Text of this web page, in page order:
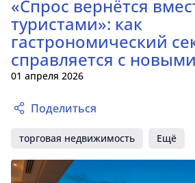
«Спрос вернётся
туристами»: как
гастрономический
справляется с
01 апреля 2026
Поделиться
торговая недвижимость Ещё